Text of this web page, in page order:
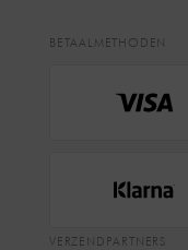
BETAALMETHODEN
VERZENDPARTNERS